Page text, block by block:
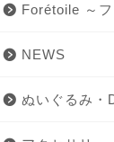
Forétoile ～
NEWS
ぬいぐるみ・